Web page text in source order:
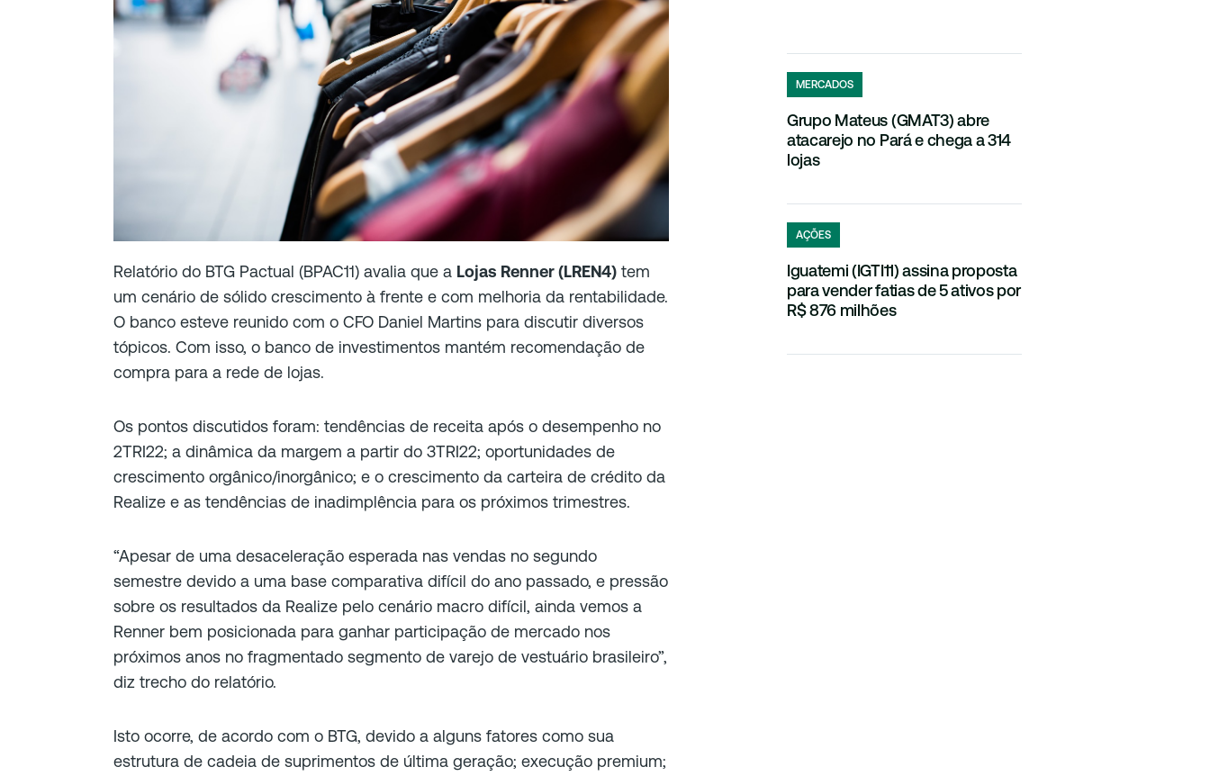
Relatório do BTG Pactual (BPAC11) avalia que a Lojas Renner (LREN4) tem
um cenário de sólido crescimento à frente e com melhoria da rentabilidade.
O banco esteve reunido com o CFO Daniel Martins para discutir diversos
tópicos. Com isso, o banco de investimentos mantém recomendação de
compra para a rede de lojas.
Os pontos discutidos foram: tendências de receita após o desempenho no
2TRI22; a dinâmica da margem a partir do 3TRI22; oportunidades de
crescimento orgânico/inorgânico; e o crescimento da carteira de crédito da
Realize e as tendências de inadimplência para os próximos trimestres.
“Apesar de uma desaceleração esperada nas vendas no segundo
semestre devido a uma base comparativa difícil do ano passado, e pressão
sobre os resultados da Realize pelo cenário macro difícil, ainda vemos a
Renner bem posicionada para ganhar participação de mercado nos
próximos anos no fragmentado segmento de varejo de vestuário brasileiro”,
diz trecho do relatório.
Isto ocorre, de acordo com o BTG, devido a alguns fatores como sua
estrutura de cadeia de suprimentos de última geração; execução premium;
MERCADOS
Grupo Mateus (GMAT3) abre
atacarejo no Pará e chega a 314
lojas
AÇÕES
Iguatemi (IGTI11) assina proposta
para vender fatias de 5 ativos por
R$ 876 milhões